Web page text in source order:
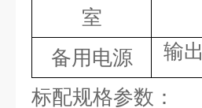
室
备用电源 输出
标配规格参数：